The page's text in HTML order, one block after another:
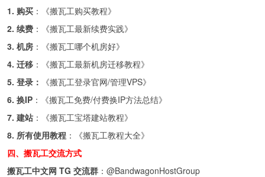
1. 购买 ：《搬瓦工购买教程》
2. 续费 ：《搬瓦工最新续费实践》
3. 机房 ：《搬瓦工哪个机房好》
4. 迁移 ：《搬瓦工最新机房迁移教程》
5. 登录：
《搬瓦工登录官网/管理VPS》
6. 换IP ：《搬瓦工免费/付费换IP方法总结》
7. 建站 ：《搬瓦工宝塔建站教程》
8. 所有使用教程 ：《搬瓦工教程大全》
四、搬瓦工交流方式
搬瓦工中文网 TG 交流群 ： @BandwagonHostGroup